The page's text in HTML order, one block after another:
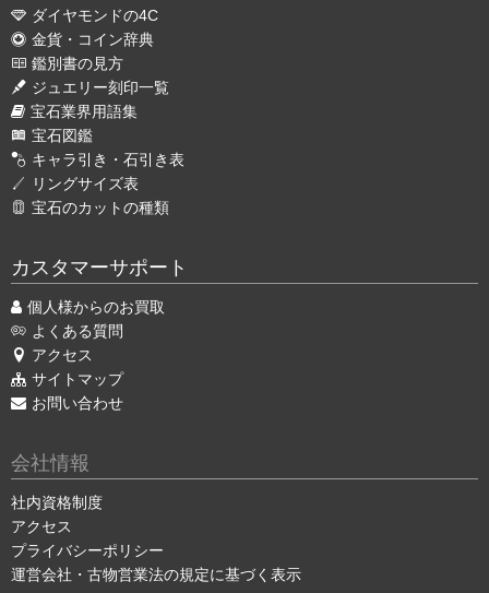
ダイヤモンドの4C
金貨・コイン辞典
鑑別書の見方
ジュエリー刻印一覧
宝石業界用語集
宝石図鑑
キャラ引き・石引き表
リングサイズ表
宝石のカットの種類
カスタマーサポート
個人様からのお買取
よくある質問
アクセス
サイトマップ
お問い合わせ
会社情報
社内資格制度
アクセス
プライバシーポリシー
運営会社・古物営業法の規定に基づく表示